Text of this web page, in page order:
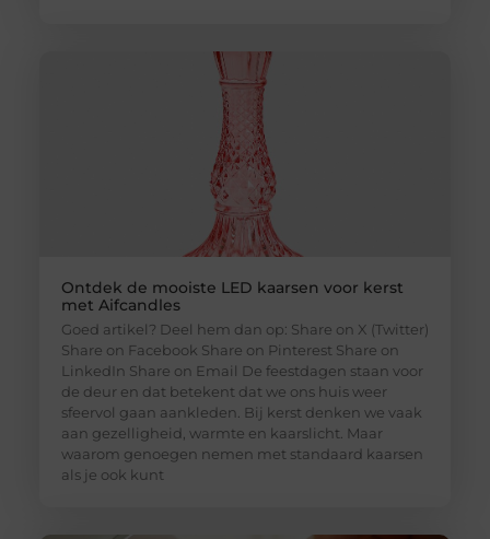
Ontdek de mooiste LED kaarsen voor kerst
met Aifcandles
Goed artikel? Deel hem dan op: Share on X (Twitter)
Share on Facebook Share on Pinterest Share on
LinkedIn Share on Email De feestdagen staan voor
de deur en dat betekent dat we ons huis weer
sfeervol gaan aankleden. Bij kerst denken we vaak
aan gezelligheid, warmte en kaarslicht. Maar
waarom genoegen nemen met standaard kaarsen
als je ook kunt